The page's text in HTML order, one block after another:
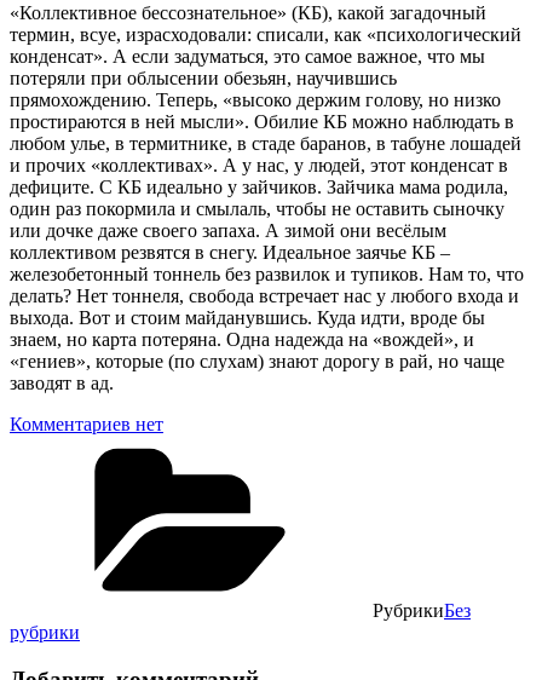
«Коллективное бессознательное» (КБ), какой загадочный
термин, всуе, израсходовали: списали, как «психологический
конденсат». А если задуматься, это самое важное, что мы
потеряли при облысении обезьян, научившись
прямохождению. Теперь, «высоко держим голову, но низко
простираются в ней мысли». Обилие КБ можно наблюдать в
любом улье, в термитнике, в стаде баранов, в табуне лошадей
и прочих «коллективах». А у нас, у людей, этот конденсат в
дефиците. С КБ идеально у зайчиков. Зайчика мама родила,
один раз покормила и смылаль, чтобы не оставить сыночку
или дочке даже своего запаха. А зимой они весёлым
коллективом резвятся в снегу. Идеальное заячье КБ –
железобетонный тоннель без развилок и тупиков. Нам то, что
делать? Нет тоннеля, свобода встречает нас у любого входа и
выхода. Вот и стоим майданувшись. Куда идти, вроде бы
знаем, но карта потеряна. Одна надежда на «вождей», и
«гениев», которые (по слухам) знают дорогу в рай, но чаще
заводят в ад.
Комментариев нет
РубрикиБез
рубрики